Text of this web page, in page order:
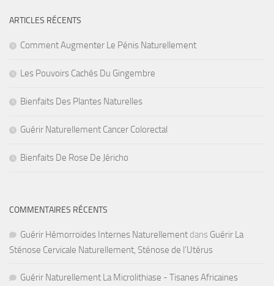
ARTICLES RÉCENTS
Comment Augmenter Le Pénis Naturellement
Les Pouvoirs Cachés Du Gingembre
Bienfaits Des Plantes Naturelles
Guérir Naturellement Cancer Colorectal
Bienfaits De Rose De Jéricho
COMMENTAIRES RÉCENTS
Guérir Hémorroïdes Internes Naturellement dans Guérir La
Sténose Cervicale Naturellement, Sténose de l’Utérus
Guérir Naturellement La Microlithiase - Tisanes Africaines